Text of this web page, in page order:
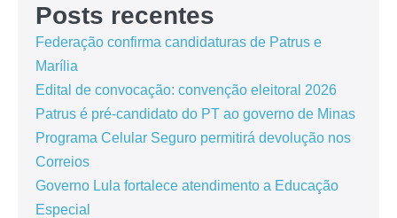
Posts recentes
Federação confirma candidaturas de Patrus e
Marília
Edital de convocação: convenção eleitoral 2026
Patrus é pré-candidato do PT ao governo de Minas
Programa Celular Seguro permitirá devolução nos
Correios
Governo Lula fortalece atendimento a Educação
Especial